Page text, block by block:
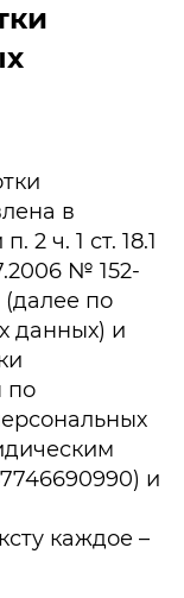
в
2 ч. 1 ст. 18.1
№ 152-
по
данных) и
по
и
каждое –